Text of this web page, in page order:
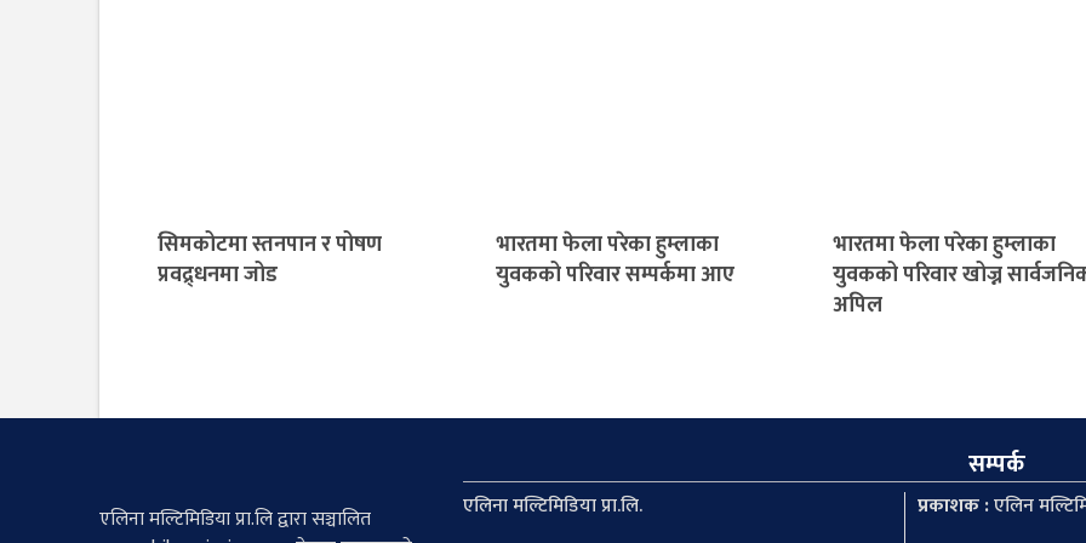
सिमकोटमा स्तनपान र पोषण
प्रवद्र्धनमा जोड
भारतमा फेला परेका हुम्लाका
युवकको परिवार सम्पर्कमा आए
भारतमा फेला परेका हुम्लाका
युवकको परिवार खोज्न
अपिल
एलिना मल्टिमिडिया प्रा.लि द्वारा सञ्चालित
सम्पर्क
एलिना मल्टिमिडिया प्रा.लि. प्रकाशक :एलिन